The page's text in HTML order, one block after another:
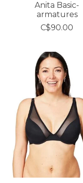
Anita Basic-
armatures
C$90.00